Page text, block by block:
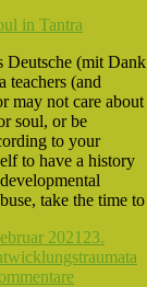
Deutsche (mit Dank
teachers (and
may not care about
soul, or be
to your
to have a history
take the time to
2021 23.